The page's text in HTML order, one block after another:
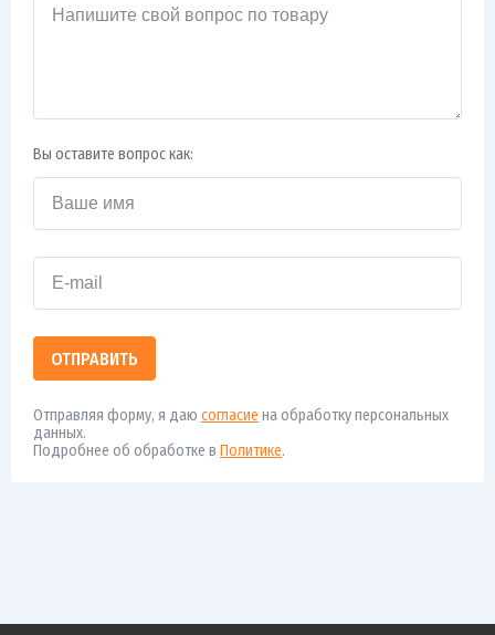
Вы оставите вопрос как:
ОТПРАВИТЬ
Отправляя форму, я даю согласие на обработку персональных
данных.
Подробнее об обработке в Политике.